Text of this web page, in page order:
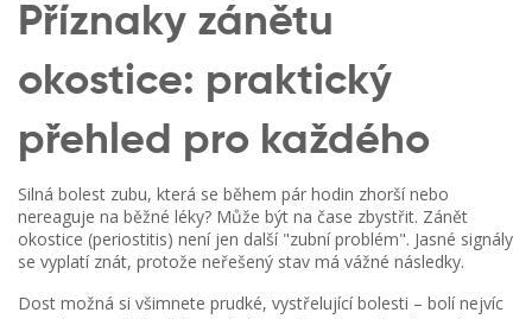
Příznaky zánětu
okostice: praktický
přehled pro každého
Silná bolest zubu, která se během pár hodin zhorší nebo
nereaguje na běžné léky? Může být na čase zbystřit. Zánět
okostice (periostitis) není jen další "zubní problém". Jasné signály
se vyplatí znát, protože neřešený stav má vážné následky.
Dost možná si všimnete prudké, vystřelující bolesti – bolí nejvíc